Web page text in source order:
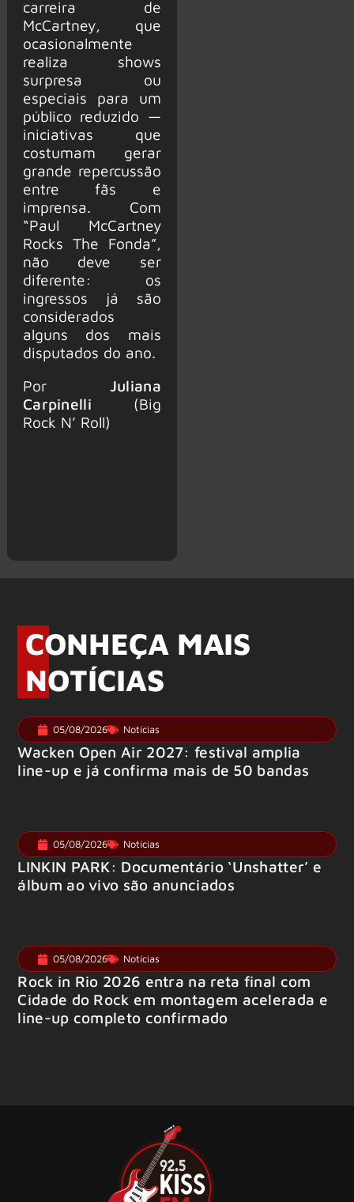
carreira de
McCartney, que
ocasionalmente
realiza shows
surpresa ou
especiais para um
público reduzido —
iniciativas que
costumam gerar
grande repercussão
entre fãs e
imprensa. Com
“Paul McCartney
Rocks The Fonda”,
não deve ser
diferente: os
ingressos já são
considerados
alguns dos mais
disputados do ano.
Por Juliana
Carpinelli (Big
Rock N’ Roll)
CONHEÇA MAIS
NOTÍCIAS
05/08/2026 Notícias
Wacken Open Air 2027: festival amplia
line-up e já confirma mais de 50 bandas
05/08/2026 Notícias
LINKIN PARK: Documentário ‘Unshatter’ e
álbum ao vivo são anunciados
05/08/2026 Notícias
Rock in Rio 2026 entra na reta final com
Cidade do Rock em montagem acelerada e
line-up completo confirmado